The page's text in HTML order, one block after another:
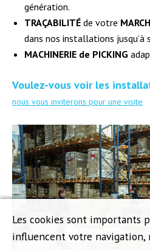
génération.
TRAÇABILITÉ de votre
dans nos installations
MACHINERIE de PICKING
Voulez-vous voir les
nous vous inviterons pour une visite
Les cookies sont importants
influencent votre navigation,